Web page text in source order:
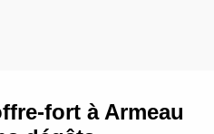
fort à Armeau